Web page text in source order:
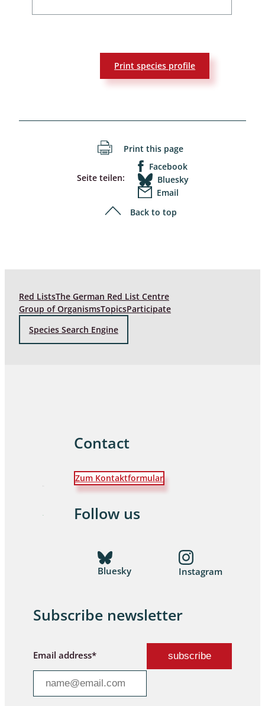
Print species profile
Print this page
Seite teilen:
Facebook
Bluesky
Email
Back to top
Red ListsThe German Red List Centre
Group of OrganismsTopicsParticipate
Species Search Engine
Contact
Zum Kontaktformular
Follow us
Bluesky Instagram
Subscribe newsletter
Email address*